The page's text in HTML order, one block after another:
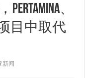
、
项目中取代
新闻